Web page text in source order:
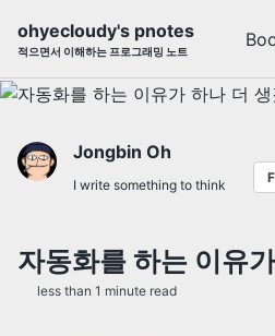
navigation
ohyecloudy's pnotes
적으면서 이해하는 프로그래밍 노트
Jongbin Oh
I write something to think
자동화를 하는 이유
less than 1 minute read